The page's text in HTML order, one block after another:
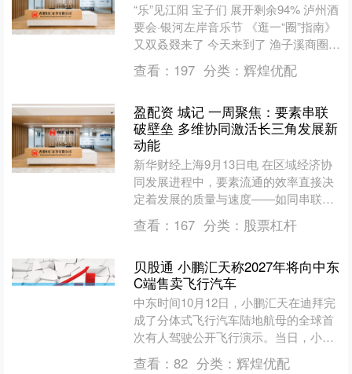
“乐”见江阳 宝子们 展开剩余94% 泸州酒
要会·银河左岸音乐节 《逛一“圈”指南》
又双叒叕来了 今天来到了 渔子溪商圈
这里是 最年轻 最生态的商圈 是泸州
的....
查看： 197 分类： 辉煌优配
盈配资 城记 一周聚焦：要素串联
破壁垒 多维协同激活长三角发展新
动能
新华财经上海9月13日电 在区域经济协
同发展进程中，要素流通的效率直接决
定着发展的质量与速度——如同串联起
城市与产业的“连接线”，让资源告别“孤
岛状态”，形成优....
查看： 167 分类： 股票杠杆
贝股通 小鹏汇天称2027年将向中东
C端售卖飞行汽车
中东时间10月12日，小鹏汇天在迪拜完
成了分体式飞行汽车陆地航母的全球首
次有人驾驶公开飞行演示。当日，小鹏
汇天与阿联酋AliSons集团、卡塔尔
查看： 82 分类： 辉煌优配